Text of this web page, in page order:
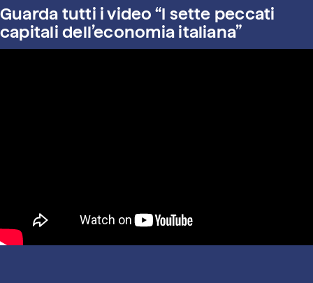
Guarda tutti i video “I sette peccati
capitali dell’economia italiana”